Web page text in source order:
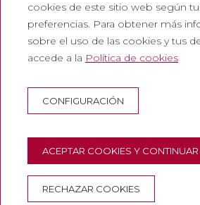
Canal de denuncias
Corporativo
Abadia de Montserrat
Escolania de Montserrat
cookies de este sitio web según
preferencias. Para obtener más
sobre el uso de las cookies y tus
accede a la Política de cookies
CONFIGURACIÓN
ACEPTAR COOKIES Y CONTINUAR
RECHAZAR COOKIES